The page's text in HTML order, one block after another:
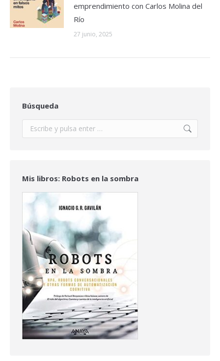
emprendimiento con Carlos Molina del
Río
27 junio, 2025
Búsqueda
Buscar:
Mis libros: Robots en la sombra